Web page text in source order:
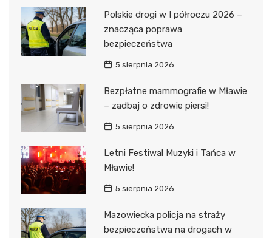
Polskie drogi w I półroczu 2026 –
znacząca poprawa
bezpieczeństwa
5 sierpnia 2026
Bezpłatne mammografie w Mławie
– zadbaj o zdrowie piersi!
5 sierpnia 2026
Letni Festiwal Muzyki i Tańca w
Mławie!
5 sierpnia 2026
Mazowiecka policja na straży
bezpieczeństwa na drogach w